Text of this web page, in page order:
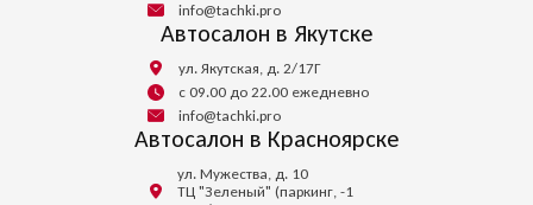
info@tachki.pro
Автосалон в Якутске
ул. Якутская, д. 2/17Г
с 09.00 до 22.00 ежедневно
info@tachki.pro
Автосалон в Красноярске
ул. Мужества, д. 10
ТЦ "Зеленый" (паркинг, -1